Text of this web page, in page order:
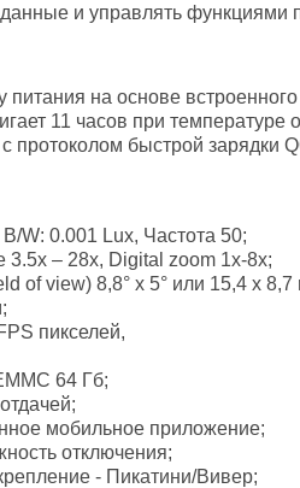
и управлять функциями
на основе
11 часов при
быстрой зарядки
W: 0.001 Lux, Частота 50;
3.5х – 28х, Digital zoom 1х-8х;
of view) 8,8° х 5° или 15,4 х
пикселей,
64 Гб;
мобильное приложение;
отключения;
- Пикатини/Вивер;